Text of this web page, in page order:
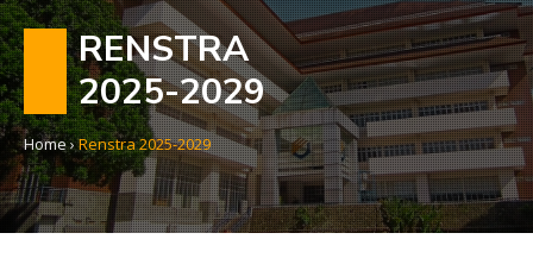
RENSTRA
2025-2029
Home›Renstra 2025-2029